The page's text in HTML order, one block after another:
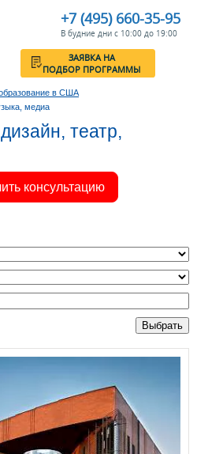
+7 (495) 660-35-95
В будние дни с 10:00 до 19:00
ЗАЯВКА НА
ПОДБОР ПРОГРАММЫ
в США
медиа
театр,
консультацию
Выбрать